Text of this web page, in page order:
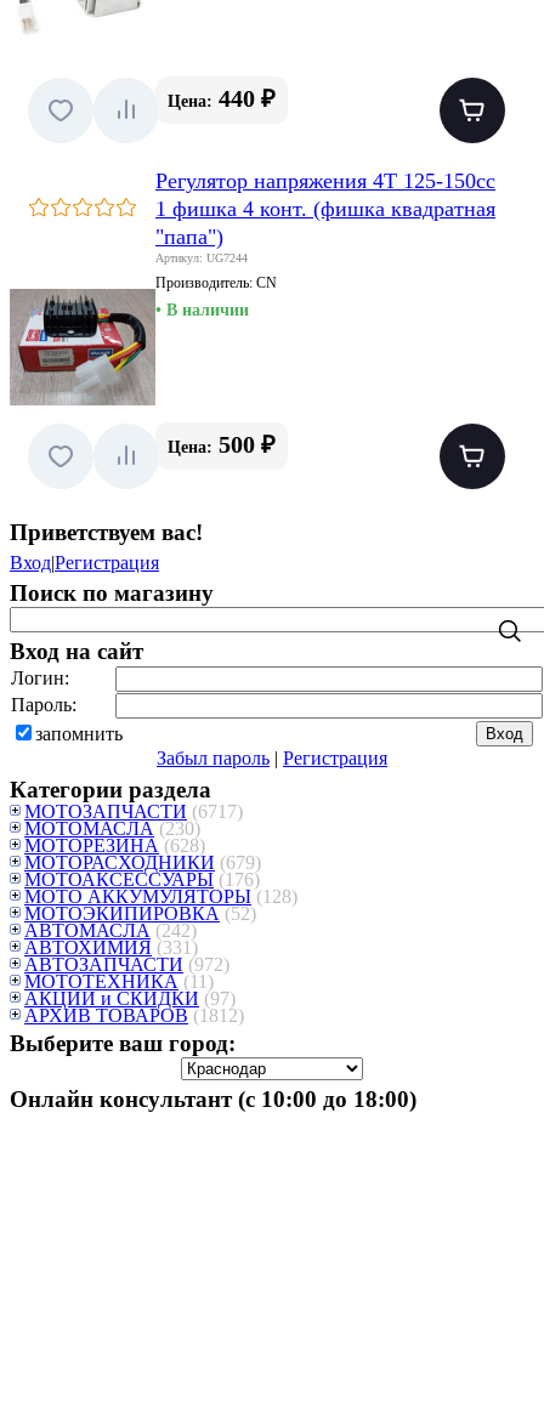
Цена: 440 ₽
Регулятор напряжения 4T 125-150сс
1 фишка 4 конт. (фишка квадратная
"папа")
Артикул: UG7244
Производитель: CN
• В наличии
Цена: 500 ₽
Приветствуем вас!
Вход|Регистрация
Поиск по магазину
Вход на сайт
Логин:
Пароль:
запомнить
Забыл пароль | Регистрация
Категории раздела
МОТОЗАПЧАСТИ (6717)
МОТОМАСЛА (230)
МОТОРЕЗИНА (628)
МОТОРАСХОДНИКИ (679)
МОТОАКСЕССУАРЫ (176)
МОТО АККУМУЛЯТОРЫ (128)
МОТОЭКИПИРОВКА (52)
АВТОМАСЛА (242)
АВТОХИМИЯ (331)
АВТОЗАПЧАСТИ (972)
МОТОТЕХНИКА (11)
АКЦИИ и СКИДКИ (97)
АРХИВ ТОВАРОВ (1812)
Выберите ваш город:
Онлайн консультант (с 10:00 до 18:00)